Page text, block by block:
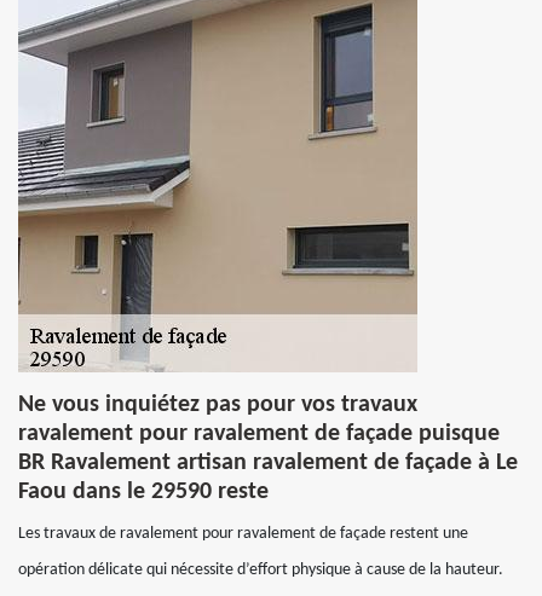
Ne vous inquiétez pas pour vos travaux
ravalement pour ravalement de façade puisque
BR Ravalement artisan ravalement de façade à Le
Faou dans le 29590 reste
Les travaux de ravalement pour ravalement de façade restent une
opération délicate qui nécessite d’effort physique à cause de la hauteur.